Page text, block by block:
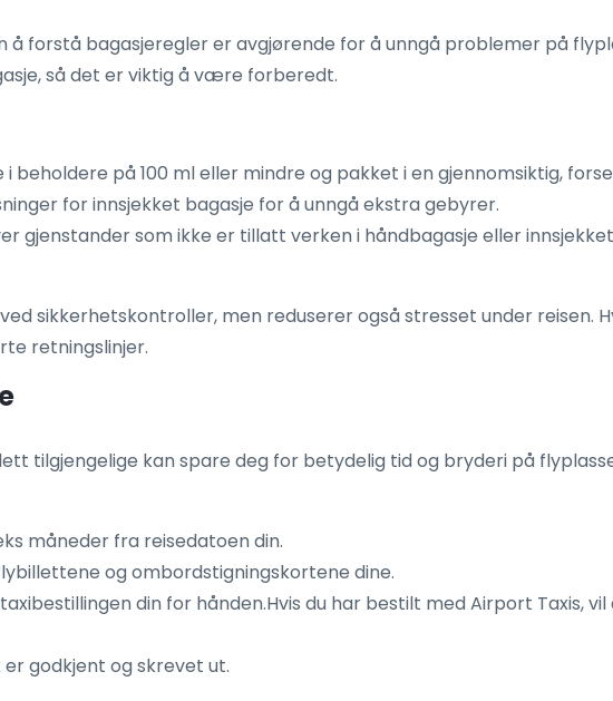
forstå bagasjeregler er avgjørende for å unngå problemer på
så det er viktig å være forberedt.
på 100 ml eller mindre og pakket i en gjennomsiktig,
for innsjekket bagasje for å unngå ekstra gebyrer.
gjenstander som ikke er tillatt verken i håndbagasje eller
sikkerhetskontroller, men reduserer også stresset under reisen.
retningslinjer.
tilgjengelige kan spare deg for betydelig tid og bryderi på
måneder fra reisedatoen din.
og ombordstigningskortene dine.
din for hånden.Hvis du har bestilt med Airport Taxis,
godkjent og skrevet ut.